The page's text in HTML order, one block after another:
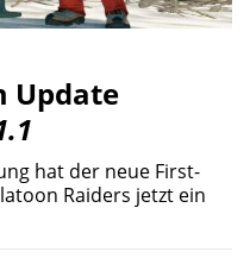
Update
hat der neue First-
Raiders jetzt ein